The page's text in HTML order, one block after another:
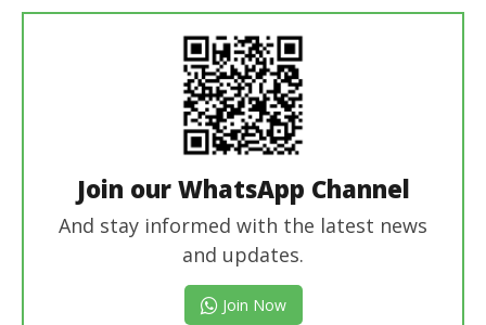
Join our WhatsApp Channel
And stay informed with the latest news
and updates.
Join Now